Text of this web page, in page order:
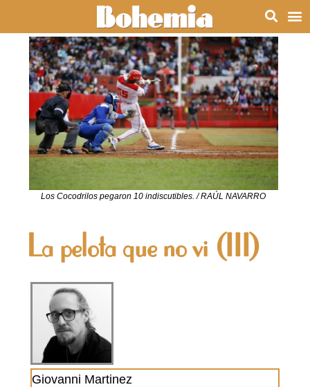
Los Cocodrilos pegaron 10 indiscutibles. / RAÚL NAVARRO
La pelota que no vi (III)
Giovanni Martinez